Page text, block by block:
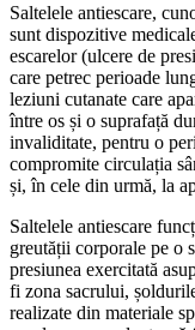
Saltelele antiescare,
sunt dispozitive
escarelor (ulcere de
care petrec perioade
leziuni cutanate care
între os și o suprafață
invaliditate, pentru o
compromite circulația
și, în cele din urmă, la
Saltelele antiescare
greutății corporale pe o
presiunea exercitată
fi zona sacrului,
realizate din materiale